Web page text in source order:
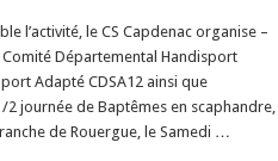
l’activité, le CS Capdenac organise –
Comité Départemental Handisport
Adapté CDSA12 ainsi que
2 journée de Baptêmes en scaphandre,
de Rouergue, le Samedi …